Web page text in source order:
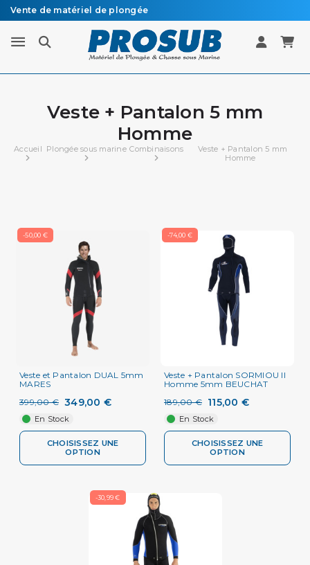
Vente de matériel de plongée
Livraison sous 48h à 72h en colissimo recommandé
Veste + Pantalon 5 mm
Homme
Accueil Plongée sous marine Combinaisons
Veste + Pantalon 5 mm
Homme
-50,00 €
Veste et Pantalon DUAL 5mm
MARES
399,00 € 349,00 €
En Stock
CHOISISSEZ UNE
OPTION
-74,00 €
Veste + Pantalon SORMIOU II
Homme 5mm BEUCHAT
189,00 € 115,00 €
En Stock
CHOISISSEZ UNE
OPTION
-30,99 €